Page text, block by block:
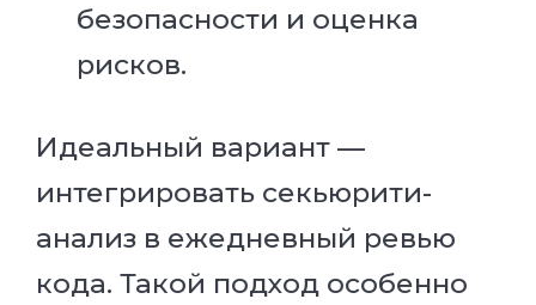
безопасности и оценка
рисков.
Идеальный вариант —
интегрировать секьюрити-
анализ в ежедневный ревью
кода. Такой подход особенно